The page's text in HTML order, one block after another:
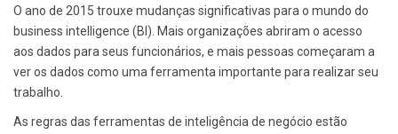
O ano de 2015 trouxe mudanças significativas para o mundo do
business intelligence (BI). Mais organizações abriram o acesso
aos dados para seus funcionários, e mais pessoas começaram a
ver os dados como uma ferramenta importante para realizar seu
trabalho.
As regras das ferramentas de inteligência de negócio estão